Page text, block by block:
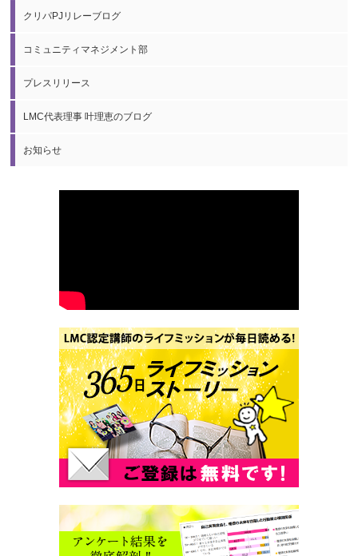
クリパPJリレーブログ
コミュニティマネジメント部
プレスリリース
LMC代表理事 叶理恵のブログ
お知らせ